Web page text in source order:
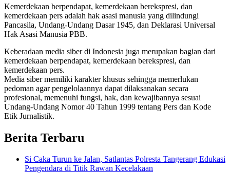
Kemerdekaan berpendapat, kemerdekaan berekspresi, dan
kemerdekaan pers adalah hak asasi manusia yang dilindungi
Pancasila, Undang-Undang Dasar 1945, dan Deklarasi Universal
Hak Asasi Manusia PBB.
Keberadaan media siber di Indonesia juga merupakan bagian dari
kemerdekaan berpendapat, kemerdekaan berekspresi, dan
kemerdekaan pers.
Media siber memiliki karakter khusus sehingga memerlukan
pedoman agar pengelolaannya dapat dilaksanakan secara
profesional, memenuhi fungsi, hak, dan kewajibannya sesuai
Undang-Undang Nomor 40 Tahun 1999 tentang Pers dan Kode
Etik Jurnalistik.
Berita Terbaru
Si Caka Turun ke Jalan, Satlantas Polresta Tangerang Edukasi
Pengendara di Titik Rawan Kecelakaan